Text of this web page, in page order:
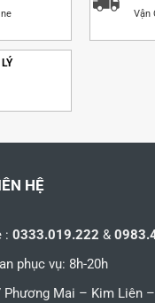
Vận
HỆ
: 0333.019.222 &
phục vụ: 8h-20h
Phương Mai – Kim Liên